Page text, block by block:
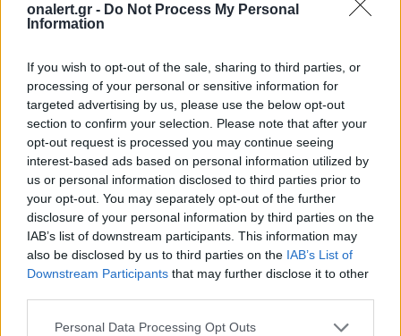
onalert.gr - Do Not Process My Personal
Information
If you wish to opt-out of the sale, sharing to third parties, or
processing of your personal or sensitive information for
targeted advertising by us, please use the below opt-out
section to confirm your selection. Please note that after your
opt-out request is processed you may continue seeing
interest-based ads based on personal information utilized by
us or personal information disclosed to third parties prior to
your opt-out. You may separately opt-out of the further
disclosure of your personal information by third parties on the
IAB’s list of downstream participants. This information may
also be disclosed by us to third parties on the IAB’s List of
Downstream Participants that may further disclose it to other
Personal Data Processing Opt Outs
Διάβασε επίσης
Ανάλυση IISS: Η Ευρώπη
δεν είναι προετοιμασμένη
για επιθέσεις της Ρωσίας
με μη επανδρωμένα
αεροσκάφη
Η Τουρκία
στο Αιγαίο με
και
επανδρωμένα